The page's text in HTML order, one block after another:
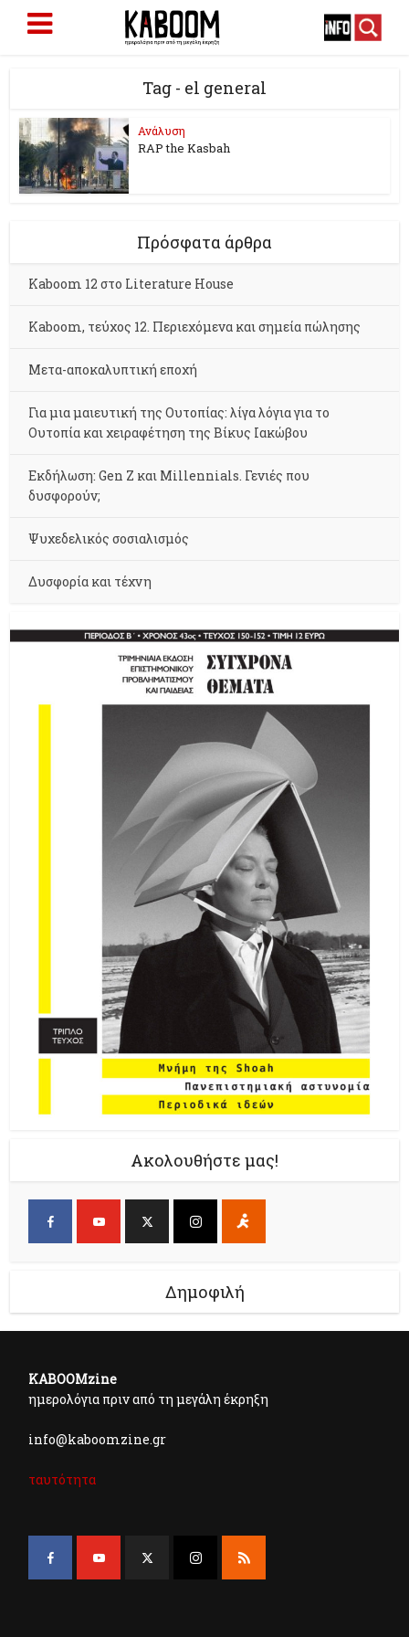
Tag - el general
Ανάλυση
RAP the Kasbah
Πρόσφατα άρθρα
Kaboom 12 στο Literature House
Kaboom, τεύχος 12. Περιεχόμενα και σημεία πώλησης
Μετα-αποκαλυπτική εποχή
Για μια μαιευτική της Ουτοπίας: λίγα λόγια για το
Ουτοπία και χειραφέτηση της Βίκυς Ιακώβου
Εκδήλωση: Gen Z και Millennials. Γενιές που
δυσφορούν;
Ψυχεδελικός σοσιαλισμός
Δυσφορία και τέχνη
Ακολουθήστε μας!
Δημοφιλή
KABOOMzine
ημερολόγια πριν από τη μεγάλη έκρηξη
info@kaboomzine.gr
ταυτότητα